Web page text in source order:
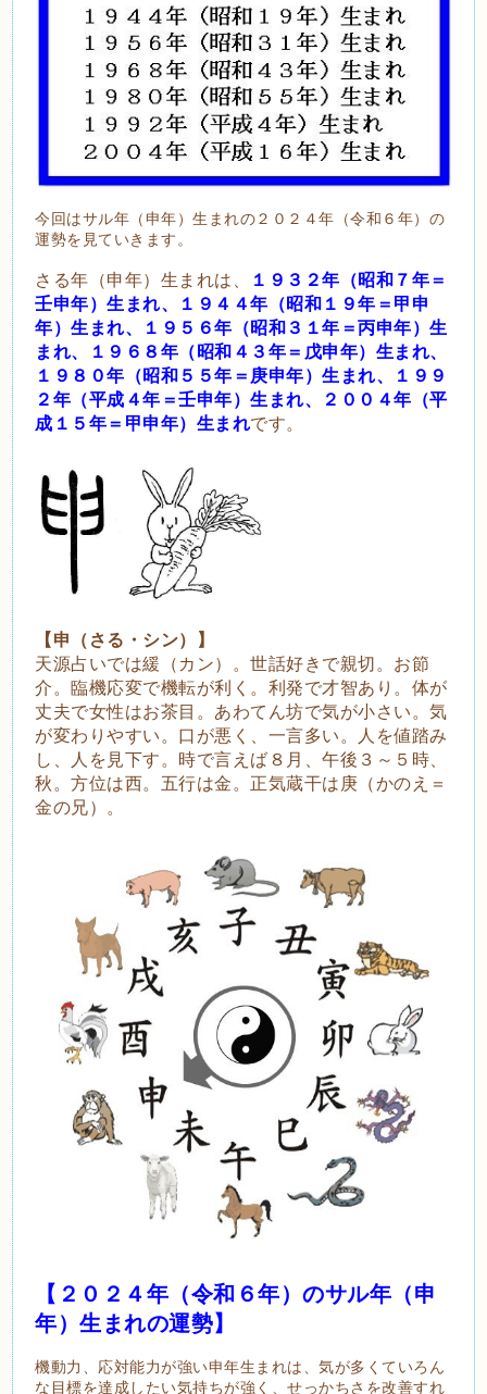
今回はサル年（申年）生まれの２０２４年（令和６年）の
運勢を見ていきます。
さる年（申年）生まれは、
１９３２年（昭和７年＝
壬申年）生まれ、１９４４年（昭和１９年＝甲申
年）生まれ、１９５６年（昭和３１年＝丙申年）生
まれ、１９６８年（昭和４３年＝戊申年）生まれ、
１９８０年（昭和５５年＝庚申年）生まれ、１９９
２年（平成４年＝壬申年）生まれ、２００４年（平
成１５年＝甲申年） 生まれです。
【申（さる・シン）】
天源占いでは緩（カン）。世話好きで親切。お節
介。臨機応変で機転が利く。利発で才智あり。体が
丈夫で女性はお茶目。あわてん坊で気が小さい。気
が変わりやすい。口が悪く、一言多い。人を値踏み
し、人を見下す。時で言えば８月、午後３～５時、
秋。方位は西。五行は金。正気蔵干は庚（かのえ＝
金の兄）。
【２０２４年（令和６年）のサル年（申
年）生まれの運勢】
機動力、応対能力が強い申年生まれは、気が多くていろん
な目標を達成したい気持ちが強く、せっかちさを改善すれ